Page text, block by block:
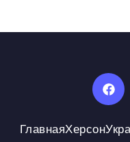
ГлавнаяХерсон